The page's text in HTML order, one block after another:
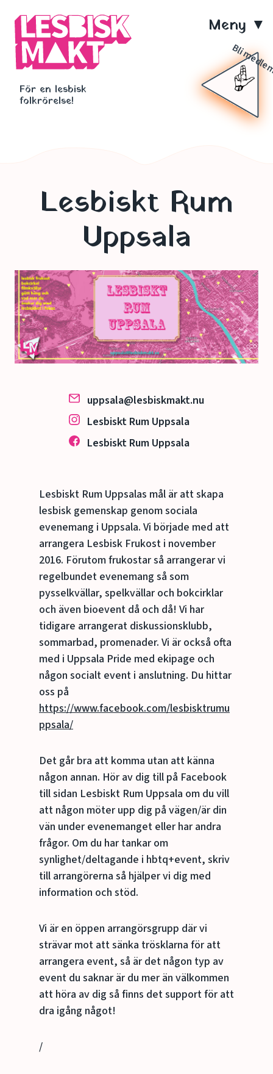
huvudinnehåll
För en lesbisk
folkrörelse!
Bli
Lesbiskt Rum
Uppsala
uppsala@lesbiskmakt.nu
Lesbiskt Rum Uppsala
Lesbiskt Rum Uppsala
Lesbiskt Rum Uppsalas mål är att skapa
lesbisk gemenskap genom sociala
evenemang i Uppsala. Vi började med att
arrangera Lesbisk Frukost i november
2016. Förutom frukostar så arrangerar vi
regelbundet evenemang så som
pysselkvällar, spelkvällar och bokcirklar
och även bioevent då och då! Vi har
tidigare arrangerat diskussionsklubb,
sommarbad, promenader. Vi är också ofta
med i Uppsala Pride med ekipage och
någon socialt event i anslutning. Du hittar
oss på
https://www.facebook.com/lesbisktrumu
ppsala/
Det går bra att komma utan att känna
någon annan. Hör av dig till på Facebook
till sidan Lesbiskt Rum Uppsala om du vill
att någon möter upp dig på vägen/är din
vän under evenemanget eller har andra
frågor. Om du har tankar om
synlighet/deltagande i hbtq+event, skriv
till arrangörerna så hjälper vi dig med
information och stöd.
Vi är en öppen arrangörsgrupp där vi
strävar mot att sänka trösklarna för att
arrangera event, så är det någon typ av
event du saknar är du mer än välkommen
att höra av dig så finns det support för att
dra igång något!
/